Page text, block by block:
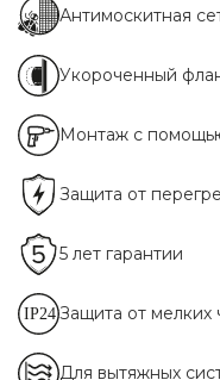
Антимоскитная
Укороченный
Монтаж с
Защита от
5 лет гарантии
Защита от мелких
Для вытяжных